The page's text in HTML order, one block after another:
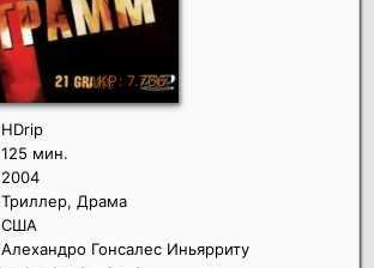
HDrip
125 мин.
2004
Триллер, Драма
США
Алехандро Гонсалес Иньярриту